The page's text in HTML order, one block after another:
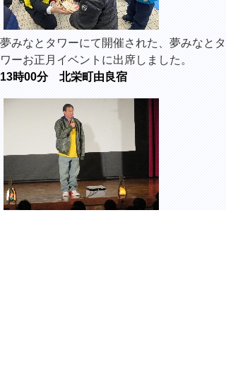
夢みなとタワーにて開催された、夢みなとタ
ワーお正月イベントに出席しました。
13時00分 北栄町由良宿